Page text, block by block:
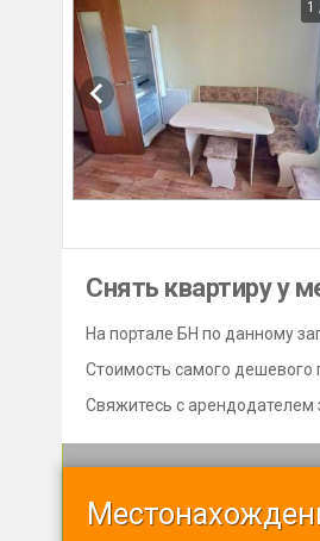
1
Снять квартиру у
На портале БН по данному
Стоимость самого дешевого
Свяжитесь с арендодателем